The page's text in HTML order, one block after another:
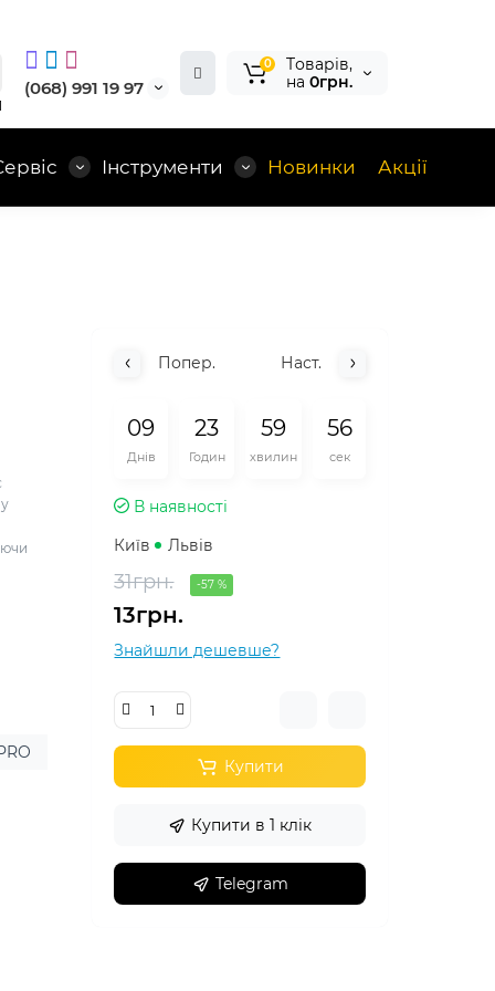
(068) 991 19 97
0
Tоварів,
на 0грн.
Інструменти Новинки Акції
Попер. Наст.
09
Днів
23
Годин
59
хвилин
55
сек
В наявності
Київ
Львів
31грн. -57 %
13грн.
Знайшли дешевше?
Купити
Купити в 1 клік
Telegram